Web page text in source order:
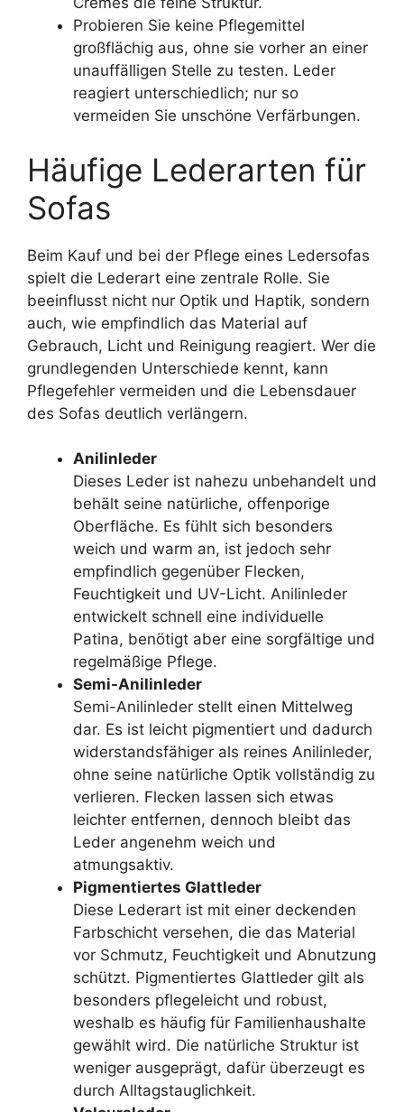
Probieren Sie keine Pflegemittel
großflächig aus, ohne sie vorher an einer
unauffälligen Stelle zu testen. Leder
reagiert unterschiedlich; nur so
vermeiden Sie unschöne Verfärbungen.
Häufige Lederarten für
Sofas
Beim Kauf und bei der Pflege eines Ledersofas
spielt die Lederart eine zentrale Rolle. Sie
beeinflusst nicht nur Optik und Haptik, sondern
auch, wie empfindlich das Material auf
Gebrauch, Licht und Reinigung reagiert. Wer die
grundlegenden Unterschiede kennt, kann
Pflegefehler vermeiden und die Lebensdauer
des Sofas deutlich verlängern.
Anilinleder
Dieses Leder ist nahezu unbehandelt und
behält seine natürliche, offenporige
Oberfläche. Es fühlt sich besonders
weich und warm an, ist jedoch sehr
empfindlich gegenüber Flecken,
Feuchtigkeit und UV-Licht. Anilinleder
entwickelt schnell eine individuelle
Patina, benötigt aber eine sorgfältige und
regelmäßige Pflege.
Semi-Anilinleder
Semi-Anilinleder stellt einen Mittelweg
dar. Es ist leicht pigmentiert und dadurch
widerstandsfähiger als reines Anilinleder,
ohne seine natürliche Optik vollständig zu
verlieren. Flecken lassen sich etwas
leichter entfernen, dennoch bleibt das
Leder angenehm weich und
atmungsaktiv.
Pigmentiertes Glattleder
Diese Lederart ist mit einer deckenden
Farbschicht versehen, die das Material
vor Schmutz, Feuchtigkeit und Abnutzung
schützt. Pigmentiertes Glattleder gilt als
besonders pflegeleicht und robust,
weshalb es häufig für Familienhaushalte
gewählt wird. Die natürliche Struktur ist
weniger ausgeprägt, dafür überzeugt es
durch Alltagstauglichkeit.